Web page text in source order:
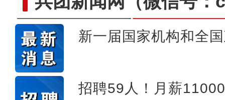
新一届国家机构和全
招聘59人！月薪